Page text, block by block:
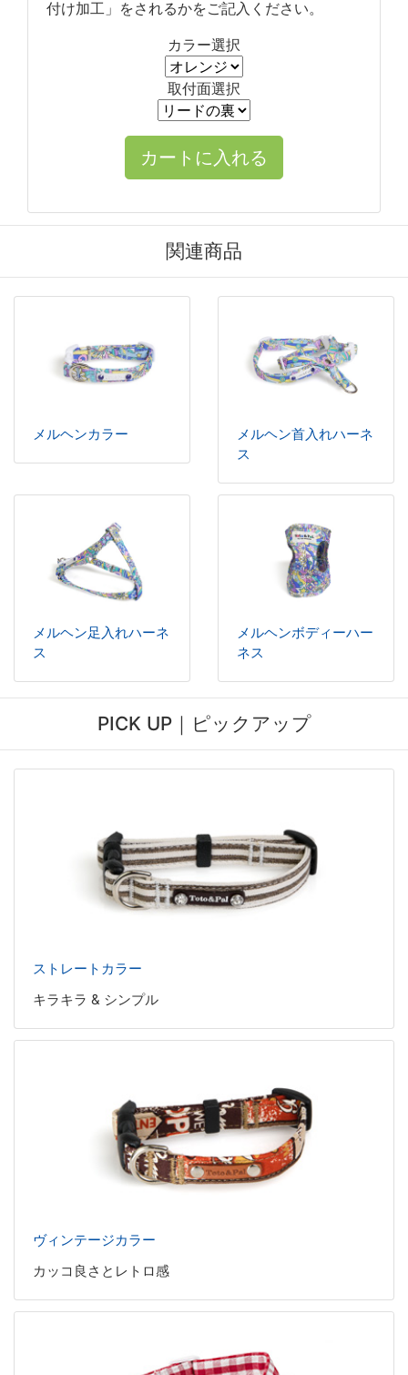
付け加工」をされるかをご記入ください。
カラー選択
取付面選択
関連商品
メルヘンカラー
メルヘン首入れハーネ
ス
メルヘン足入れハーネ
ス
メルヘンボディーハー
ネス
PICK UP｜ピックアップ
ストレートカラー
キラキラ & シンプル
ヴィンテージカラー
カッコ良さとレトロ感